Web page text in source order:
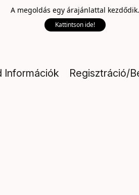
A megoldás egy árajánlattal kezdődik.
Kattintson ide!
Információk Regisztráció/